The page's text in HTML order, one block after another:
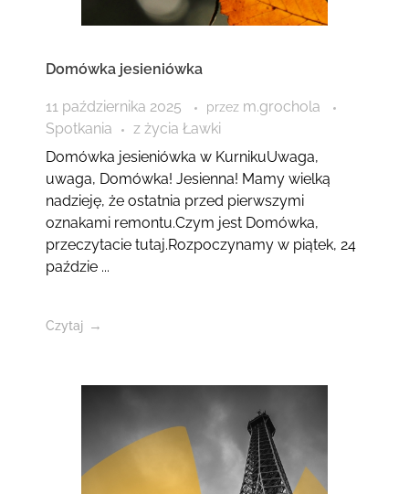
Domówka jesieniówka
11 października 2025 przez m.grochola
Spotkania
z życia Ławki
Domówka jesieniówka w KurnikuUwaga,
uwaga, Domówka! Jesienna! Mamy wielką
nadzieję, że ostatnia przed pierwszymi
oznakami remontu.Czym jest Domówka,
przeczytacie tutaj.Rozpoczynamy w piątek, 24
paździe ...
Czytaj